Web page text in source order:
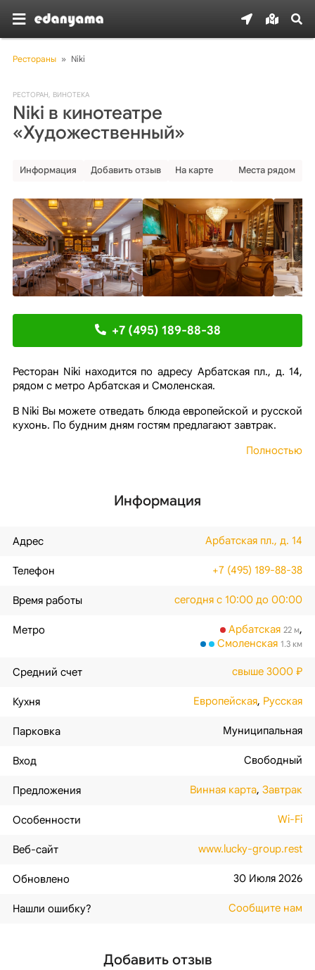
Рестораны » Niki
РЕСТОРАН, ВИНОТЕКА
Niki в кинотеатре
«Художественный»
Информация Добавить отзыв На карте Места рядом
+7 (495) 189-88-38
Ресторан Niki находится по адресу Арбатская пл., д. 14,
рядом с метро Арбатская и Смоленская.
В Niki Вы можете отведать блюда европейской и русской
кухонь. По будним дням гостям предлагают завтрак.
Полностью
Информация
Адрес Арбатская пл., д. 14
Телефон +7 (495) 189-88-38
Время работы сегодня с 10:00 до 00:00
Метро Арбатская 22 м,
Смоленская 1.3 км
Средний счет свыше 3000 ₽
Кухня Европейская, Русская
Парковка Муниципальная
Вход Свободный
Предложения Винная карта,Завтрак
Особенности Wi-Fi
Веб-сайт www.lucky-group.rest
Обновлено 30 Июля 2026
Нашли ошибку? Сообщите нам
Добавить отзыв